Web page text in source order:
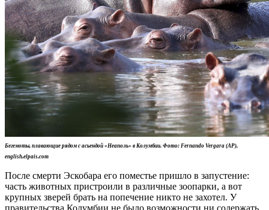
Бегемоты, плавающие рядом с асьендой «Неаполь» в Колумбии. Фото: Fernando Vergara (AP),
english.elpais.com
После смерти Эскобара его поместье пришло в запустение:
часть животных пристроили в различные зоопарки, а вот
крупных зверей брать на попечение никто не захотел. У
правительства Колумбии не было возможности ни содержать